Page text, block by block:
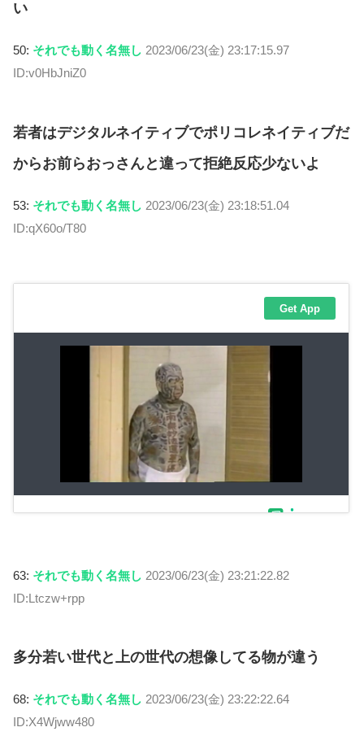
い
50: それでも動く名無し 2023/06/23(金) 23:17:15.97
ID:v0HbJniZ0
若者はデジタルネイティブでポリコレネイティブだ
からお前らおっさんと違って拒絶反応少ないよ
53: それでも動く名無し 2023/06/23(金) 23:18:51.04
ID:qX60o/T80
63: それでも動く名無し 2023/06/23(金) 23:21:22.82
ID:Ltczw+rpp
多分若い世代と上の世代の想像してる物が違う
68: それでも動く名無し 2023/06/23(金) 23:22:22.64
ID:X4Wjww480